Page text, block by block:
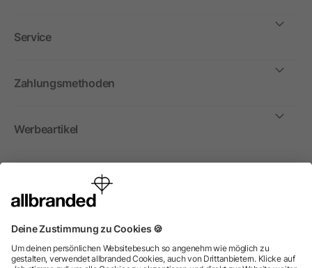
Service
Zahlungsmethoden
Werbeartikel
International